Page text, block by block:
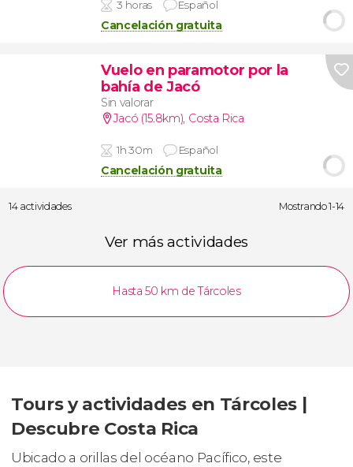
3 horas Español
Cancelación gratuita
Vuelo en paramotor por la
bahía de Jacó
Sin valorar
Jacó (15.8km), Costa Rica
1h 30m Español
Cancelación gratuita
14 actividades Mostrando 1-14
Ver más actividades
Hasta 50 km de Tárcoles
Tours y actividades en Tárcoles |
Descubre Costa Rica
Ubicado a orillas del océano Pacífico, este